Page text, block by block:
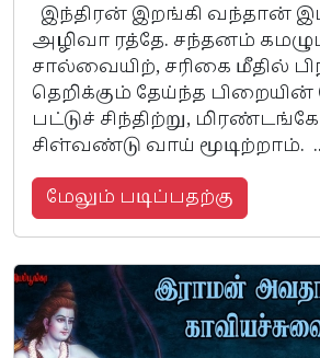
இந்திரன் இறங்கி வந்தான்
அழிவா ரத்தே. சந்தனம்
சால்வையிற், சரிகை மீதில்
தெறிக்கும் தேய்ந்த பிறையின்
பட்டுச் சிந்திற்று,
சிள்வண்டு வாய் மூடிற்றாம்.
மேலும் படிப்பதற்கு